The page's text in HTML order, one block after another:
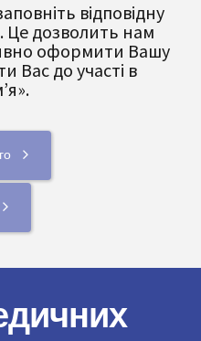
відповідну
Це дозволить нам
оформити Вашу
Вас до участі в